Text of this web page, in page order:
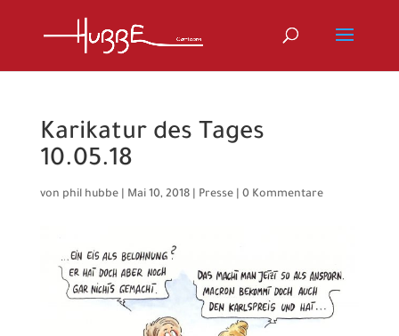
Karikatur des Tages
10.05.18
von phil hubbe| Mai 10, 2018| Presse| 0 Kommentare